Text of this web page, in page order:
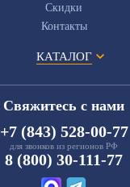
Скидки
Контакты
КАТАЛОГ
Свяжитесь с нами
+7 (843) 528-00-77
для звонков из регионов РФ
8 (800) 30-111-77